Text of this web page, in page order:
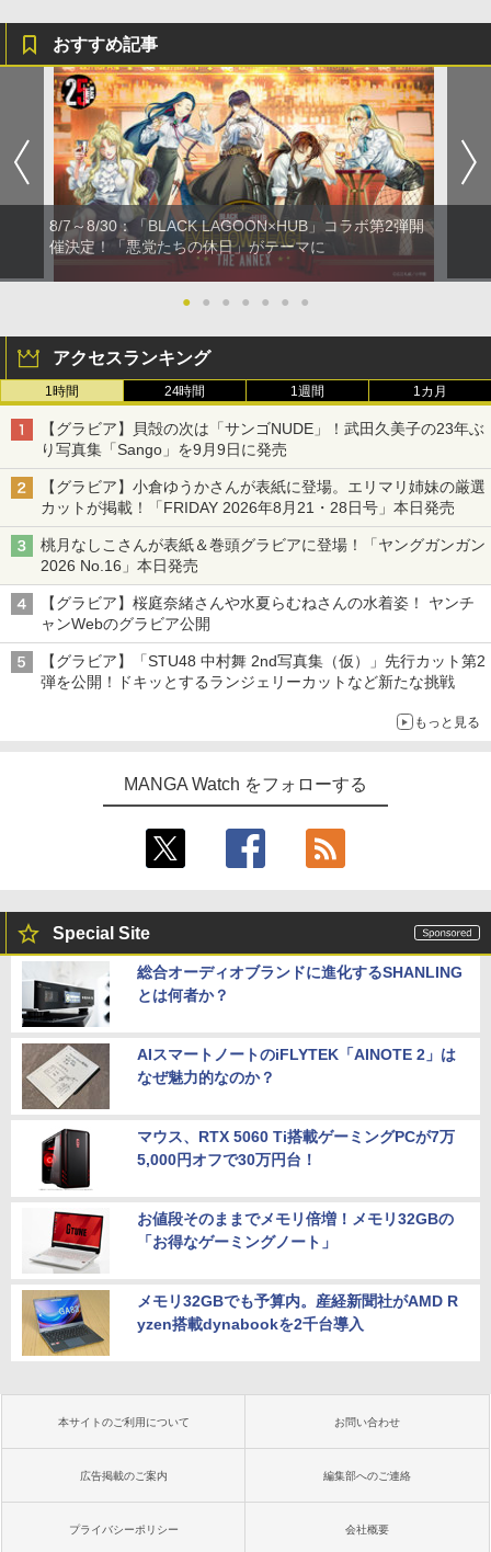
おすすめ記事
8/7～8/30：「BLACK LAGOON×HUB」コラボ第2弾開
催決定！「悪党たちの休日」がテーマに
● ● ● ● ● ● ●
アクセスランキング
1時間 24時間 1週間 1カ月
【グラビア】貝殻の次は「サンゴNUDE」！武田久美子の23年ぶ
り写真集「Sango」を9月9日に発売
【グラビア】小倉ゆうかさんが表紙に登場。エリマリ姉妹の厳選
カットが掲載！「FRIDAY 2026年8⽉21・28日号」本日発売
桃月なしこさんが表紙＆巻頭グラビアに登場！「ヤングガンガン
2026 No.16」本日発売
【グラビア】桜庭奈緒さんや水夏らむねさんの水着姿！ ヤンチ
ャンWebのグラビア公開
【グラビア】「STU48 中村舞 2nd写真集（仮）」先行カット第2
弾を公開！ドキッとするランジェリーカットなど新たな挑戦
もっと見る
MANGA Watch をフォローする
Special Site
総合オーディオブランドに進化するSHANLING
とは何者か？
AIスマートノートのiFLYTEK「AINOTE 2」は
なぜ魅力的なのか？
マウス、RTX 5060 Ti搭載ゲーミングPCが7万
5,000円オフで30万円台！
お値段そのままでメモリ倍増！メモリ32GBの
「お得なゲーミングノート」
メモリ32GBでも予算内。産経新聞社がAMD R
yzen搭載dynabookを2千台導入
本サイトのご利用について お問い合わせ
広告掲載のご案内 編集部へのご連絡
プライバシーポリシー 会社概要